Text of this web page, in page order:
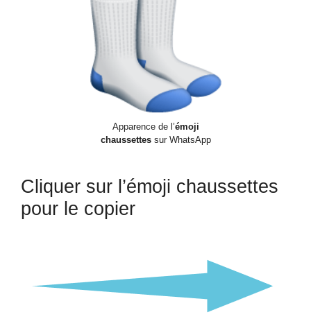
Apparence de l’émoji
chaussettes sur WhatsApp
Cliquer sur l’émoji chaussettes
pour le copier